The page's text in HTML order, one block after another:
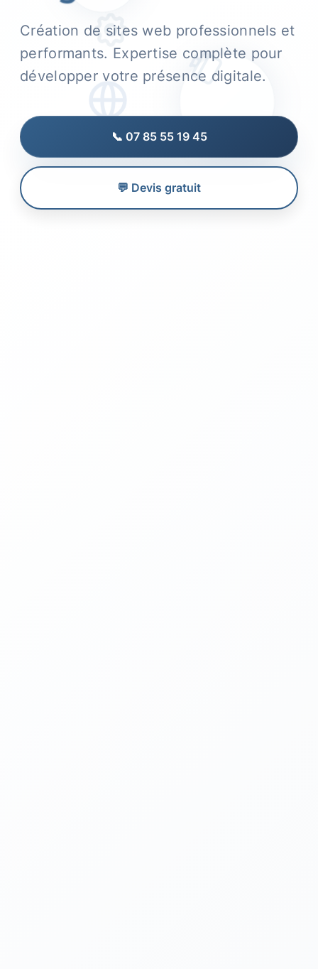
Création de sites web professionnels et
performants. Expertise complète pour
développer votre présence digitale.
📞 07 85 55 19 45
💬 Devis gratuit